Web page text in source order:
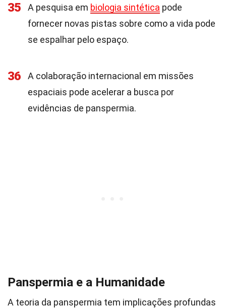
35 A pesquisa em biologia sintética pode
fornecer novas pistas sobre como a vida pode
se espalhar pelo espaço.
36
A colaboração internacional em missões
espaciais pode acelerar a busca por
evidências de panspermia.
Panspermia e a Humanidade
A teoria da panspermia tem implicações profundas